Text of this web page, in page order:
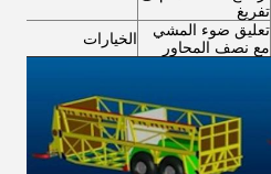
تفريغ
تعليق ضوء المشي
مع نصف المحاور
الخيارات